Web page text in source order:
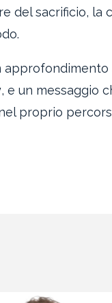
del sacrificio, la
approfondimento
, e un messaggio
proprio